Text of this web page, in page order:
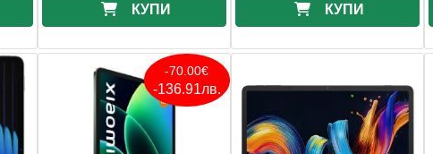
КУПИ КУПИ
-70.00€
-136.91лв.